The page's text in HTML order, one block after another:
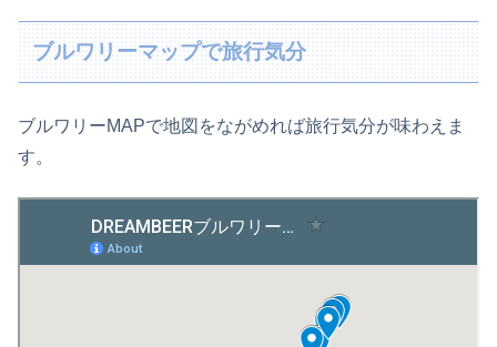
ブルワリーマップで旅行気分
ブルワリーMAPで地図をながめれば旅行気分が味わえま
す。